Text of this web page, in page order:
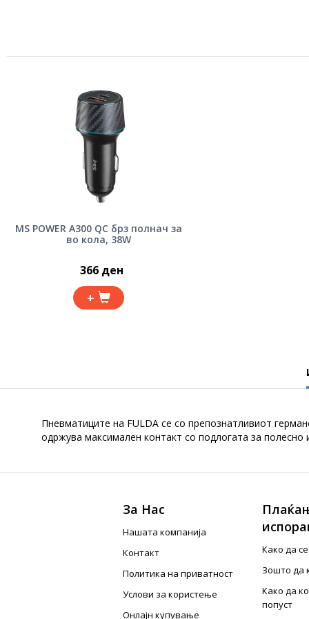
MS POWER A300 QC брз полнач за
во кола, 38W
366 ден
+
Пневматиците на FULDA се со препознатливиот
одржува максимален контакт со подлогата за
За Нас
Нашата компанија
Контакт
Политика на приватност
Услови за користење
Онлајн купување
Како да
Зошто да
Како да
попуст